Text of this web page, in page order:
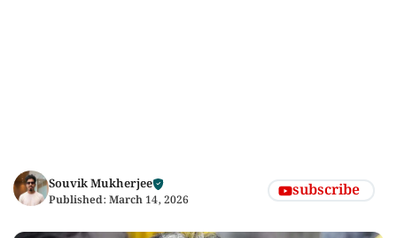
Souvik Mukherjee
Published: March 14, 2026 subscribe